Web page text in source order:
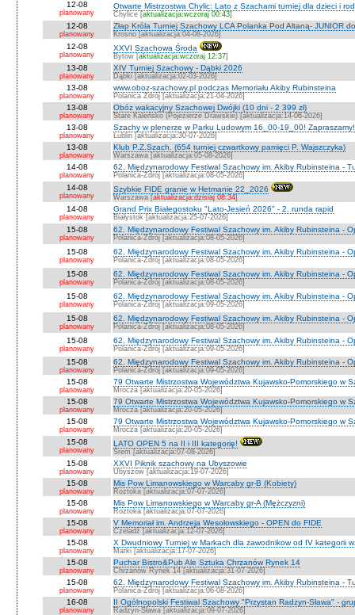
12-08
planowany
Otwarte Mistrzostwa Chylic: Lato z Szachami turniej dla dzieci i
Chylice [aktualizacja:wczoraj 00:43]
12-08
planowany
Złap Króla Turniej Szachowy LCA Polanka Pod Altaną- JUNIOR
Krosno [aktualizacja:04-08-2026]
12-08
planowany
XXVI Szachowa Środa
Bytów [aktualizacja:wczoraj 12:37]
13-08
planowany
XIV Turniej Szachowy - Dąbki 2026
Dąbki [aktualizacja:02-03-2026]
13-08
planowany
www.oboz-szachowy.pl podczas Memoriału Akiby Rubinsteina
Polanica Zdrój [aktualizacja:21-04-2026]
13-08
planowany
Obóz wakacyjny Szachowej Dwójki (10 dni - 2 399 zł)
Stare Kaleńsko (Pojezierze Drawskie) [aktualizacja:14-06-2026]
13-08
planowany
Szachy w plenerze w Parku Ludowym 16_00-19_00! Zapraszamy!
Lublin [aktualizacja:30-07-2026]
13-08
planowany
Klub P.Z.Szach. (654 turniej czwartkowy pamięci P. Wajszczyka)
Warszawa [aktualizacja:05-08-2026]
14-08
planowany
62. Międzynarodowy Festiwal Szachowy im. Akiby Rubinsteina -
Polanica-Zdrój [aktualizacja:08-05-2026]
14-08
planowany
Szybkie FIDE granie w Hetmanie 22_2026
Warszawa [aktualizacja:dzisiaj 08:34]
14-08
planowany
Grand Prix Białegostoku "Lato-Jesień 2026" - 2. runda rapid
Białystok [aktualizacja:25-07-2026]
15-08
planowany
62. Międzynarodowy Festiwal Szachowy im. Akiby Rubinsteina -
Polanica-Zdrój [aktualizacja:08-05-2026]
15-08
planowany
62. Międzynarodowy Festiwal Szachowy im. Akiby Rubinsteina -
Polanica-Zdrój [aktualizacja:08-05-2026]
15-08
planowany
62. Międzynarodowy Festiwal Szachowy im. Akiby Rubinsteina -
Polanica-Zdrój [aktualizacja:08-05-2026]
15-08
planowany
62. Międzynarodowy Festiwal Szachowy im. Akiby Rubinsteina -
Polanica-Zdrój [aktualizacja:09-05-2026]
15-08
planowany
62. Międzynarodowy Festiwal Szachowy im. Akiby Rubinsteina -
Polanica-Zdrój [aktualizacja:08-05-2026]
15-08
planowany
62. Międzynarodowy Festiwal Szachowy im. Akiby Rubinsteina -
Polanica-Zdrój [aktualizacja:09-05-2026]
15-08
planowany
62. Międzynarodowy Festiwal Szachowy im. Akiby Rubinsteina -
Polanica-Zdrój [aktualizacja:09-05-2026]
15-08
planowany
79 Otwarte Mistrzostwa Województwa Kujawsko-Pomorskiego w
Mrocza [aktualizacja:20-05-2026]
15-08
planowany
79 Otwarte Mistrzostwa Województwa Kujawsko-Pomorskiego w
Mrocza [aktualizacja:20-05-2026]
15-08
planowany
79 Otwarte Mistrzostwa Województwa Kujawsko-Pomorskiego w
Mrocza [aktualizacja:20-05-2026]
15-08
planowany
LATO OPEN 5 na II i III kategorię!
Śrem [aktualizacja:07-08-2026]
15-08
planowany
XXVI Piknik szachowy na Ubyszowie
Ubyszów [aktualizacja:19-07-2026]
15-08
planowany
Mis Pow Limanowskiego w Warcaby gr-B (Kobiety)
Roztoka [aktualizacja:07-07-2026]
15-08
planowany
Mis Pow Limanowskiego w Warcaby gr-A (Mężczyzni)
Roztoka [aktualizacja:07-07-2026]
15-08
planowany
V Memoriał im. Andrzeja Wesołowskiego - OPEN do FIDE
Czeladź [aktualizacja:12-07-2026]
15-08
planowany
X Dwudniowy Turniej w Markach dla zawodnikow od IV kategorii
Marki [aktualizacja:17-07-2026]
15-08
planowany
Puchar Bistro&Pub Ale Sztuka Chrzanów Rynek 14
Chrzanów Rynek 14 [aktualizacja:31-07-2026]
15-08
planowany
62. Międzynarodowy Festiwal Szachowy im. Akiby Rubinsteina -
Polanica-Zdrój [aktualizacja:06-08-2026]
16-08
planowany
II Ogólnopolski Festiwal Szachowy "Przystan Radzyn-Sława" -
Radzyn-Sława [aktualizacja:09-07-2026]